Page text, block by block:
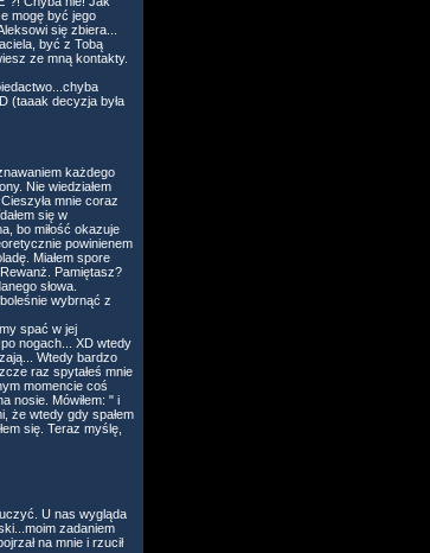
mogę być jego
się zbiera...
być z Tobą
ze mną kontakty.
(taaak decyzja była
każdego
Nie wiedziałem
mnie coraz
się w
bo miłość okazuje
powinienem
Miałem spore
Pamiętasz?
słowa.
wybrnąć z
spać w jej
nogach... XD wtedy
Wtedy bardzo
raz spytałeś mnie
momencie coś
nosie. Mówiłem: " i
że wtedy gdy spałem
się. Teraz myślę,
U nas wygląda
zadaniem
na mnie i rzucił